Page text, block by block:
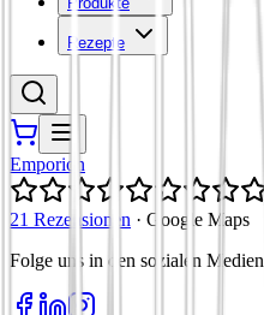
Rezepte
Emporion
21 Rezensionen · Google Maps
Folge uns in den sozialen Medien